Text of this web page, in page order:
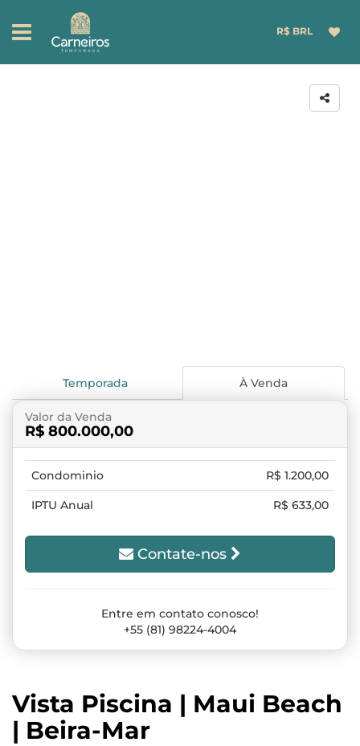
R$ BRL
Vista Piscina | Maui Beach
| Beira-Mar
Temporada À Venda
Valor da Venda
R$ 800.000,00
Condominio R$ 1.200,00
IPTU Anual R$ 633,00
Contate-nos
Entre em contato conosco!
+55 (81) 98224-4004